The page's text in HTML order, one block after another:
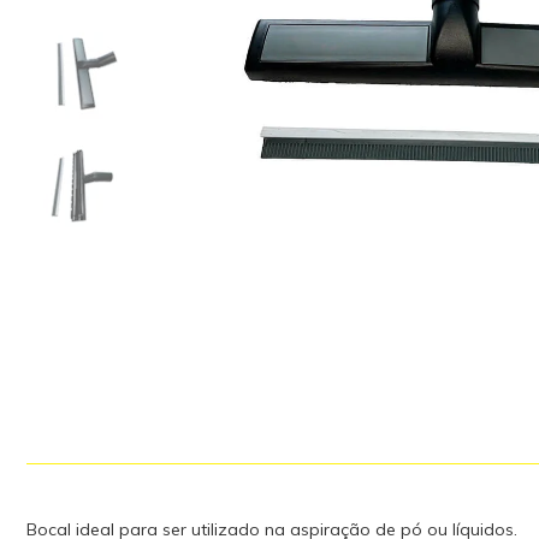
Bocal ideal para ser utilizado na aspiração de pó ou líquidos.